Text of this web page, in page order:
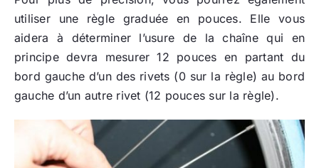
utiliser une règle graduée en pouces. Elle vous
aidera à déterminer l’usure de la chaîne qui en
principe devra mesurer 12 pouces en partant du
bord gauche d’un des rivets (0 sur la règle) au bord
gauche d’un autre rivet (12 pouces sur la règle).